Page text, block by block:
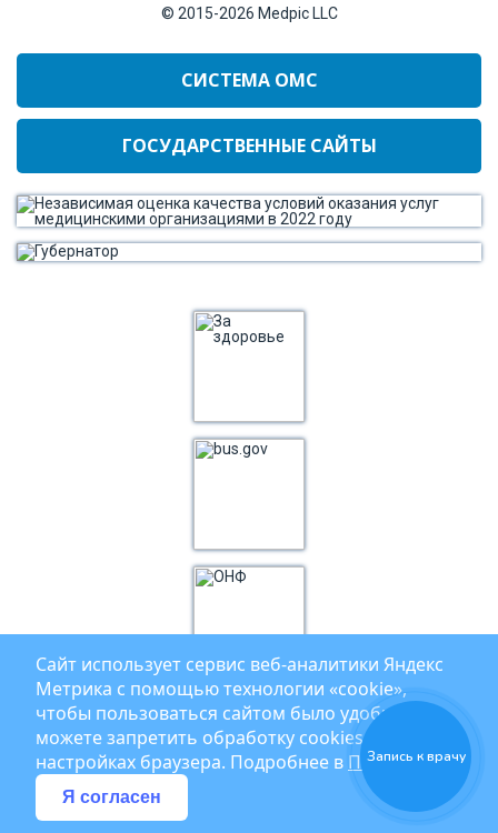
© 2015-2026 Medpic LLC
СИСТЕМА ОМС
ГОСУДАРСТВЕННЫЕ САЙТЫ
Сайт использует сервис веб‑аналитики Яндекс
Метрика с помощью технологии «cookie»,
чтобы пользоваться сайтом было удобнее. Вы
можете запретить обработку cookies в
настройках браузера. Подробнее в Политике
Я согласен
Запись к врачу